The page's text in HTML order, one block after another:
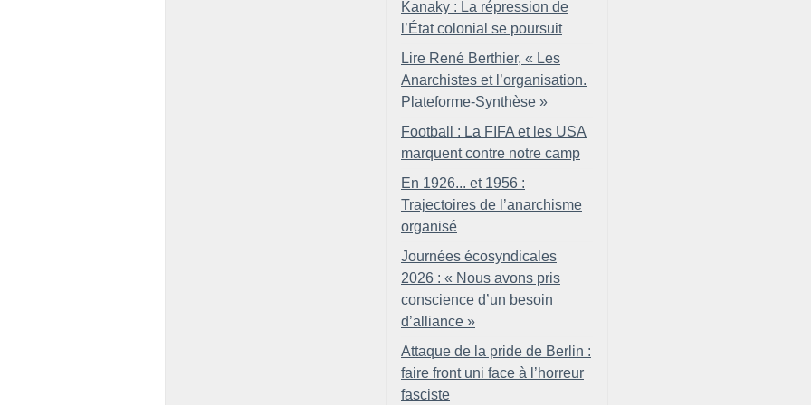
Kanaky : La répression de
l’État colonial se poursuit
Lire René Berthier, « Les
Anarchistes et l’organisation.
Plateforme-Synthèse »
Football : La FIFA et les USA
marquent contre notre camp
En 1926... et 1956 :
Trajectoires de l’anarchisme
organisé
Journées écosyndicales
2026 : « Nous avons pris
conscience d’un besoin
d’alliance »
Attaque de la pride de Berlin :
faire front uni face à l’horreur
fasciste